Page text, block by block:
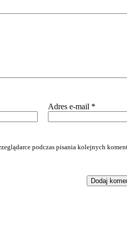
Adres e-mail *
podczas pisania kolejnych